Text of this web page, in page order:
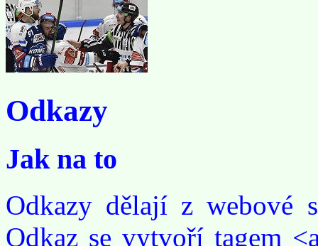
Odkazy
Jak na to
Odkazy dělají z webové
Odkaz se vytvoří tagem